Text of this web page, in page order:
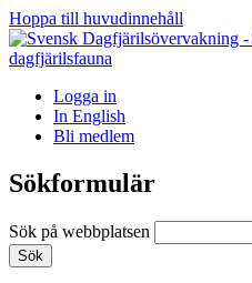
Hoppa till huvudinnehåll
Logga in
In English
Bli medlem
Sökformulär
Sök på webbplatsen